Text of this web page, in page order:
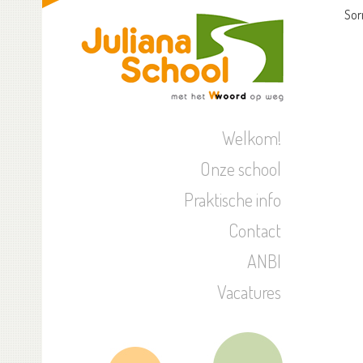
Welkom!
Onze school
Praktische info
Contact
ANBI
Vacatures